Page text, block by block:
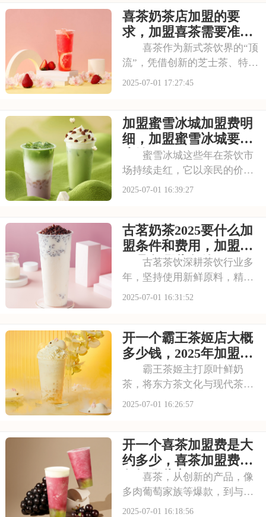
独特的商业模式所吸引，想要
借助塔斯汀的品牌力量开启自
己的创业之路。那么
喜茶奶茶店加盟的要
求，加盟喜茶需要准备
哪些资金
喜茶作为新式茶饮界的“顶
流”，凭借创新的芝士茶、特色
果茶，还有时尚的门店设计，
多少钱？需要满足哪些条件？
以下是喜茶奶茶店加盟的要
求，加盟喜茶需要
2025-07-01 17:27:45
加盟蜜雪冰城加盟费明
细，加盟蜜雪冰城要多
少钱
蜜雪冰城这些年在茶饮市
场持续走红，它以亲民的价格
和丰富的产品线，覆盖了广泛
投资者心动不已。那么，加盟
蜜雪冰城需要多少费用呢？下
面就来看看加盟蜜雪
2025-07-01 16:39:27
古茗奶茶2025要什么加
盟条件和费用，加盟需
要具备哪些条件
古茗茶饮深耕茶饮行业多
年，坚持使用新鲜原料，精心
调配每一杯饮品，以稳定的品
力，不少投资者想加盟。那
么，加盟古茗的费用情况如何
呢？下面就来看看古茗
2025-07-01 16:31:52
开一个霸王茶姬店大概
多少钱，2025年加盟费
用明细与成本预算
霸王茶姬主打原叶鲜奶
茶，将东方茶文化与现代茶饮
巧妙结合。以“原叶鲜奶茶”为
茶饮市场脱颖而出。不少投资
者被其吸引，以下是开一个霸
王茶姬店大概多少钱，
2025-07-01 16:26:57
开一个喜茶加盟费是大
约多少，喜茶加盟费用
包括哪些方面
喜茶，从创新的产品，像
多肉葡萄家族等爆款，到与知
名品牌跨界联名提升影响力，
2025-07-01 16:18:56